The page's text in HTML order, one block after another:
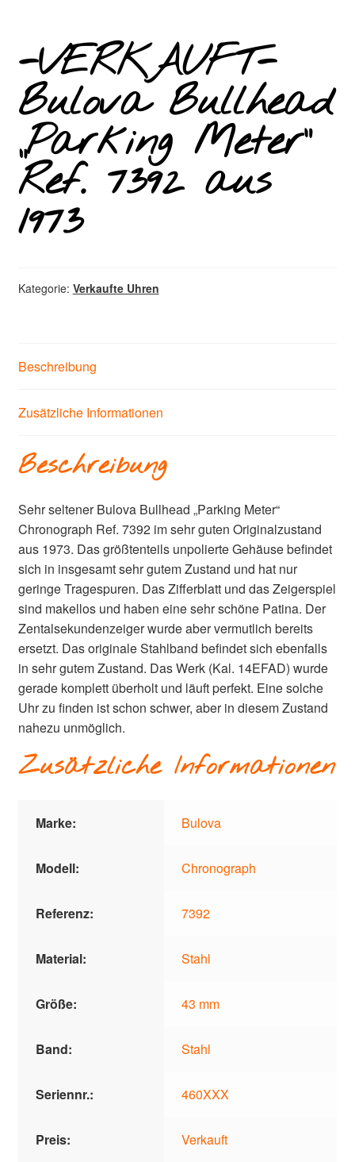
-VERKAUFT-
Bulova Bullhead
„Parking Meter“
Ref. 7392 aus
1973
Kategorie: Verkaufte Uhren
Beschreibung
Zusätzliche Informationen
Beschreibung
Sehr seltener Bulova Bullhead „Parking Meter“
Chronograph Ref. 7392 im sehr guten Originalzustand
aus 1973. Das größtenteils unpolierte Gehäuse befindet
sich in insgesamt sehr gutem Zustand und hat nur
geringe Tragespuren. Das Zifferblatt und das Zeigerspiel
sind makellos und haben eine sehr schöne Patina. Der
Zentalsekundenzeiger wurde aber vermutlich bereits
ersetzt. Das originale Stahlband befindet sich ebenfalls
in sehr gutem Zustand. Das Werk (Kal. 14EFAD) wurde
gerade komplett überholt und läuft perfekt. Eine solche
Uhr zu finden ist schon schwer, aber in diesem Zustand
nahezu unmöglich.
Zusätzliche Informationen
Marke: Bulova
Modell: Chronograph
Referenz: 7392
Material: Stahl
Größe: 43 mm
Band: Stahl
Seriennr.: 460XXX
Preis: Verkauft